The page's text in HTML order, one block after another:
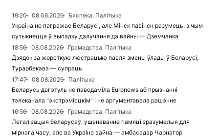
19:20 08.08.2026
Бяспека, Палітыка
Украіна не пагражае Беларусі, але Мінск павінен разумець, з чым
сутыкнецца ў выпадку далучэння да вайны — Дземчанка
18:56
08.08.2026
Грамадства, Палітыка
Дзядок за жорсткую люстрацыю пасля змены ўлады ў Беларусі,
Турарбекава — супраць
17:47
08.08.2026
Палітыка
Беларусь дагэтуль не паведаміла Euronews аб прызнанні
тэлеканала "экстрэмісцкім" і не аргументавала рашэнне
16:56
08.08.2026
Грамадства, Палітыка
Легалізацыя беларусаў, ушанаванне памяці зразумелыя для
мірнага часу, але ва Украіне вайна — амбасадар Чарнагор